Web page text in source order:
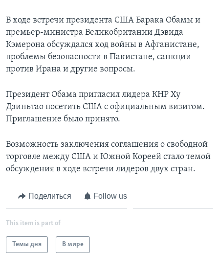
В ходе встречи президента США Барака Обамы и
премьер-министра Великобритании Дэвида
Кэмерона обсуждался ход войны в Афганистане,
проблемы безопасности в Пакистане, санкции
против Ирана и другие вопросы.
Президент Обама пригласил лидера КНР Ху
Дзиньтао посетить США с официальным визитом.
Приглашение было принято.
Возможность заключения соглашения о свободной
торговле между США и Южной Кореей стало темой
обсуждения в ходе встречи лидеров двух стран.
Поделиться Follow us
This item is part of
Темы дня В мире